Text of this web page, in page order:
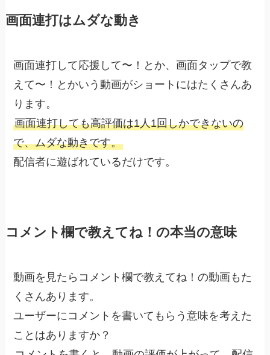
画面連打はムダな動き
画面連打して応援して〜！とか、画面タップで教
えて〜！とかいう動画がショートにはたくさんあ
ります。
画面連打しても高評価は1人1回しかできないの
で、ムダな動きです。
配信者に遊ばれているだけです。
コメント欄で教えてね！の本当の意味
動画を見たらコメント欄で教えてね！の動画もた
くさんあります。
ユーザーにコメントを書いてもらう意味を考えた
ことはありますか？